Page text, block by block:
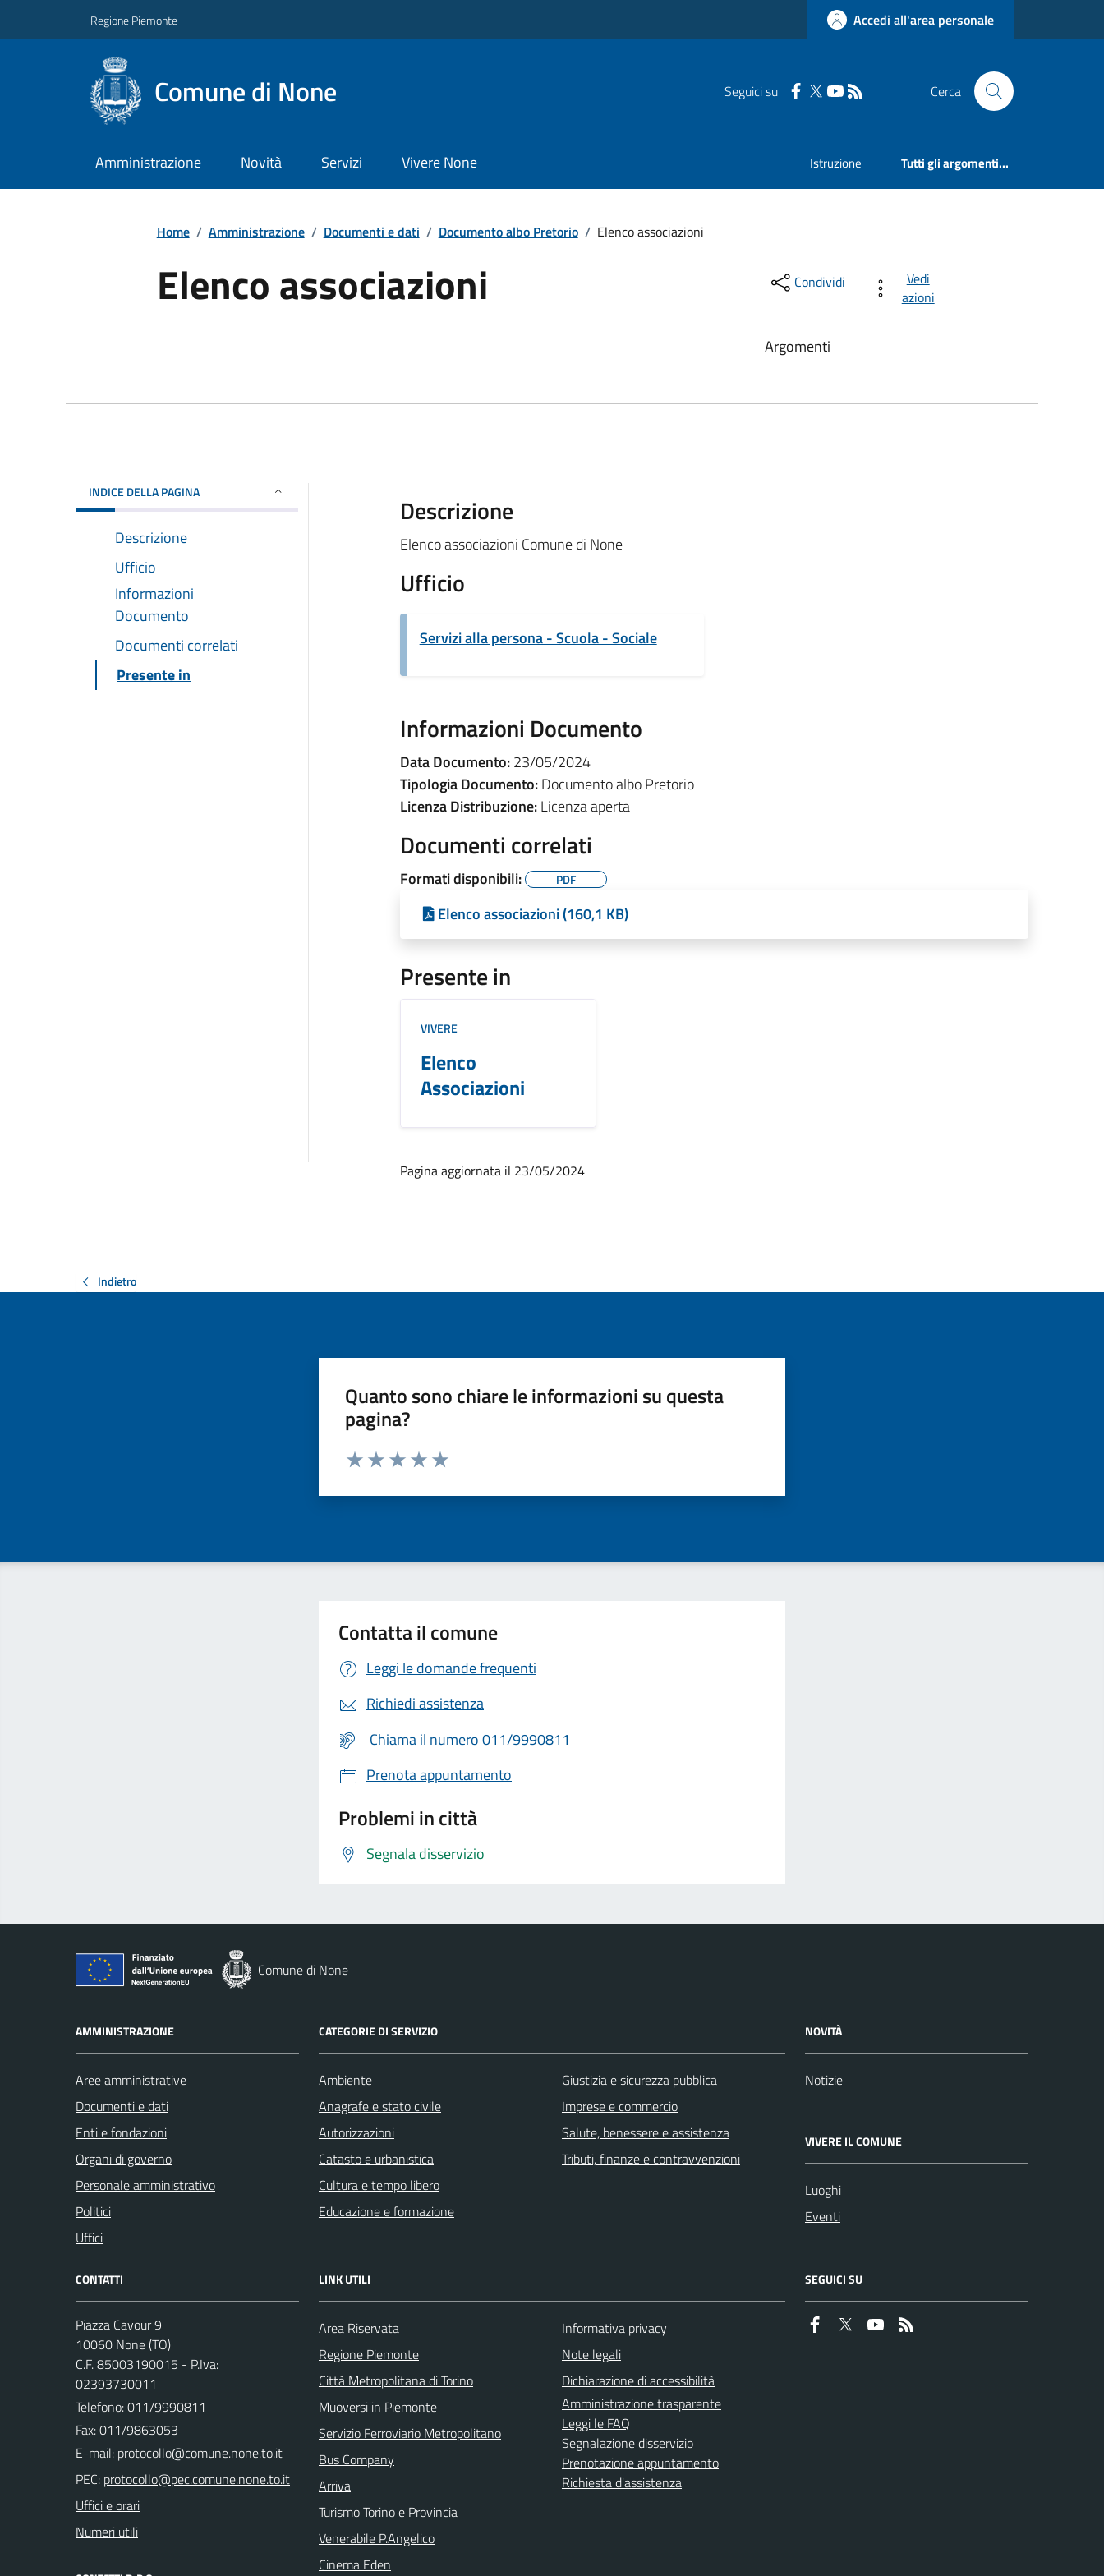
Regione Piemonte Accedi all'area personale
Comune di None Seguici su Cerca
Amministrazione Novità Servizi Vivere None Istruzione Tutti gli argomenti...
Home / Amministrazione / Documenti e dati / Documento albo Pretorio / Elenco associazioni
Elenco associazioni Condividi
Vedi
azioni
Argomenti
INDICE DELLA PAGINA
Descrizione
Ufficio
Informazioni
Documento
Documenti correlati
Presente in
Descrizione
Elenco associazioni Comune di None
Ufficio
Servizi alla persona - Scuola - Sociale
Informazioni Documento
Data Documento:23/05/2024
Tipologia Documento:Documento albo Pretorio
Licenza Distribuzione:Licenza aperta
Documenti correlati
Formati disponibili: PDF
Elenco associazioni (160,1 KB)
Presente in
VIVERE
Elenco
Associazioni
Pagina aggiornata il 23/05/2024
Indietro
Quanto sono chiare le informazioni su questa
pagina?
Valuta da 1 a 5 stelle la pagina
Contatta il comune
Leggi le domande frequenti
Richiedi assistenza
Chiama il numero 011/9990811
Prenota appuntamento
Problemi in città
Segnala disservizio
Comune di None
AMMINISTRAZIONE
Aree amministrative
Documenti e dati
Enti e fondazioni
Organi di governo
Personale amministrativo
Politici
Uffici
CATEGORIE DI SERVIZIO
Ambiente
Anagrafe e stato civile
Autorizzazioni
Catasto e urbanistica
Cultura e tempo libero
Educazione e formazione
Giustizia e sicurezza pubblica
Imprese e commercio
Salute, benessere e assistenza
Tributi, finanze e contravvenzioni
NOVITÀ
Notizie
VIVERE IL COMUNE
Luoghi
Eventi
CONTATTI
Piazza Cavour 9
10060 None (TO)
C.F. 85003190015 - P.Iva:
02393730011
Telefono:011/9990811
Fax: 011/9863053
E-mail:
PEC:
Uffici e orari
Numeri utili
LINK UTILI
Area Riservata
Regione Piemonte
Città Metropolitana di Torino
Muoversi in Piemonte
Servizio Ferroviario Metropolitano
Bus Company
Arriva
Turismo Torino e Provincia
Venerabile P.Angelico
Cinema Eden
Informativa privacy
Note legali
Dichiarazione di accessibilità
Amministrazione trasparente
Leggi le FAQ
Segnalazione disservizio
Prenotazione appuntamento
Richiesta d'assistenza
SEGUICI SU